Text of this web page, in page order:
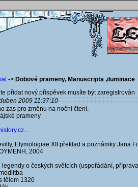
-> Dobové prameny, Manuscripta ,iluminace
přidat nový příspěvek musíte být
2009 11:37:10
zas pro změnu na noční čtení.
prameny
Etymologiae XII překlad a poznámky Jana
2004
legendy o českých světcích (uspořádání,
tělem 1320